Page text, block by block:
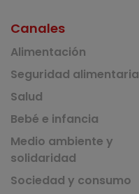
Canales
Alimentación
Seguridad alimentaria
Salud
Bebé e infancia
Medio ambiente y
solidaridad
Sociedad y consumo